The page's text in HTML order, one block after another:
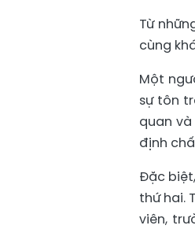
Từ
cùng
Một
sự tôn
quan
định
Đặc
thứ hai.
viên,